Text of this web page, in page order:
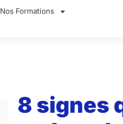
Nos Formations
8 signes